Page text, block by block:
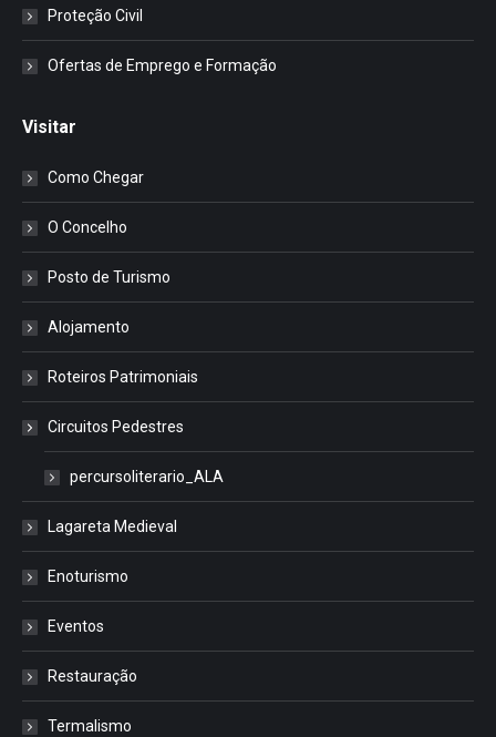
Proteção Civil
Ofertas de Emprego e Formação
Visitar
Como Chegar
O Concelho
Posto de Turismo
Alojamento
Roteiros Patrimoniais
Circuitos Pedestres
percursoliterario_ALA
Lagareta Medieval
Enoturismo
Eventos
Restauração
Termalismo